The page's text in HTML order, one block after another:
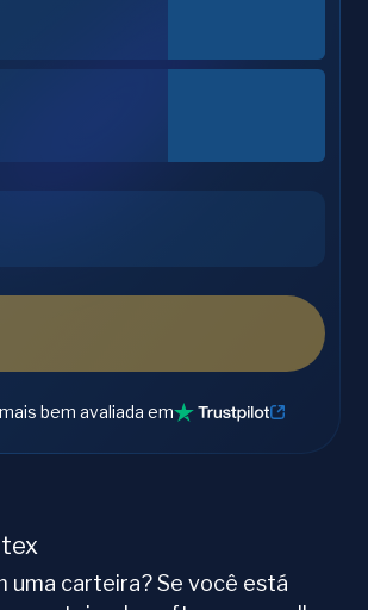
bem avaliada em
uma carteira? Se você está